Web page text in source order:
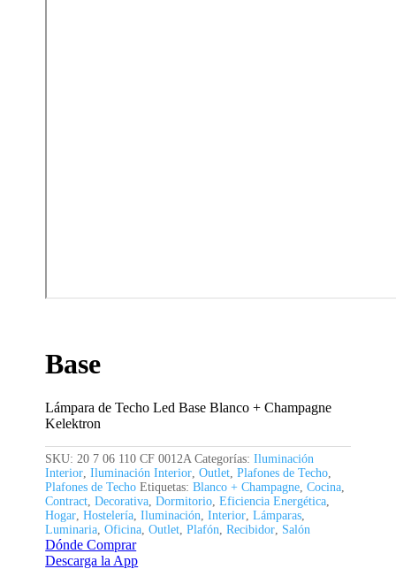
Base
Lámpara de Techo Led Base Blanco + Champagne
Kelektron
SKU: 20 7 06 110 CF 0012A Categorías:Iluminación
Interior ,Iluminación Interior ,Outlet ,Plafones de Techo
Plafones de Techo Etiquetas:Blanco + Champagne ,Cocina
Contract ,Decorativa ,Dormitorio ,Eficiencia Energética
Hogar ,Hostelería ,Iluminación ,Interior ,Lámparas
Luminaria ,Oficina ,Outlet ,Plafón ,Recibidor Salón
Dónde Comprar
Descarga la App